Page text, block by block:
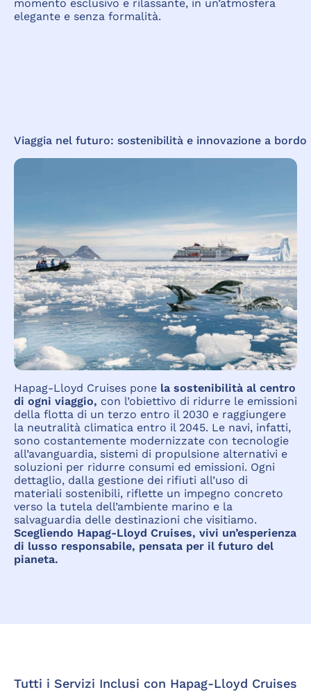
momento esclusivo e rilassante, in un’atmosfera
elegante e senza formalità.
Viaggia nel futuro: sostenibilità e innovazione a bordo
Hapag-Lloyd Cruises pone la sostenibilità al centro
di ogni viaggio, con l’obiettivo di ridurre le emissioni
della flotta di un terzo entro il 2030 e raggiungere
la neutralità climatica entro il 2045. Le navi, infatti,
sono costantemente modernizzate con tecnologie
all’avanguardia, sistemi di propulsione alternativi e
soluzioni per ridurre consumi ed emissioni. Ogni
dettaglio, dalla gestione dei rifiuti all’uso di
materiali sostenibili, riflette un impegno concreto
verso la tutela dell’ambiente marino e la
salvaguardia delle destinazioni che visitiamo.
Scegliendo Hapag-Lloyd Cruises, vivi un’esperienza
di lusso responsabile, pensata per il futuro del
pianeta.
Tutti i Servizi Inclusi con Hapag-Lloyd Cruises